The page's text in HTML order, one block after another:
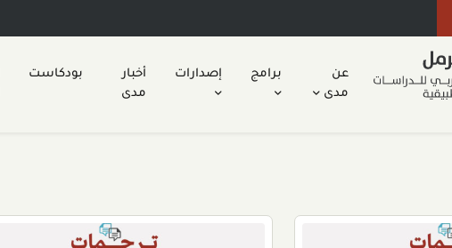
عن
مدى
برامج إصدارات
أخبار
مدى
بودكاست